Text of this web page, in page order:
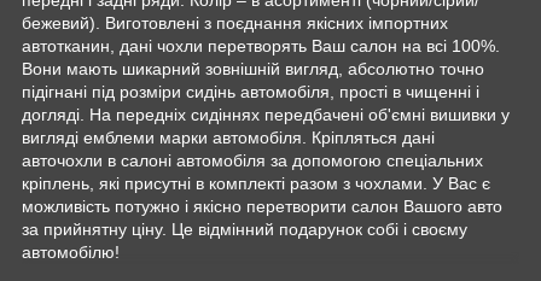
бежевий). Виготовлені з поєднання якісних імпортних
автотканин, дані чохли перетворять Ваш салон на всі 100%.
Вони мають шикарний зовнішній вигляд, абсолютно точно
підігнані під розміри сидінь автомобіля, прості в чищенні і
догляді. На передніх сидіннях передбачені об'ємні вишивки у
вигляді емблеми марки автомобіля. Кріпляться дані
авточохли в салоні автомобіля за допомогою спеціальних
кріплень, які присутні в комплекті разом з чохлами. У Вас є
можливість потужно і якісно перетворити салон Вашого авто
за прийнятну ціну. Це відмінний подарунок собі і своєму
автомобілю!